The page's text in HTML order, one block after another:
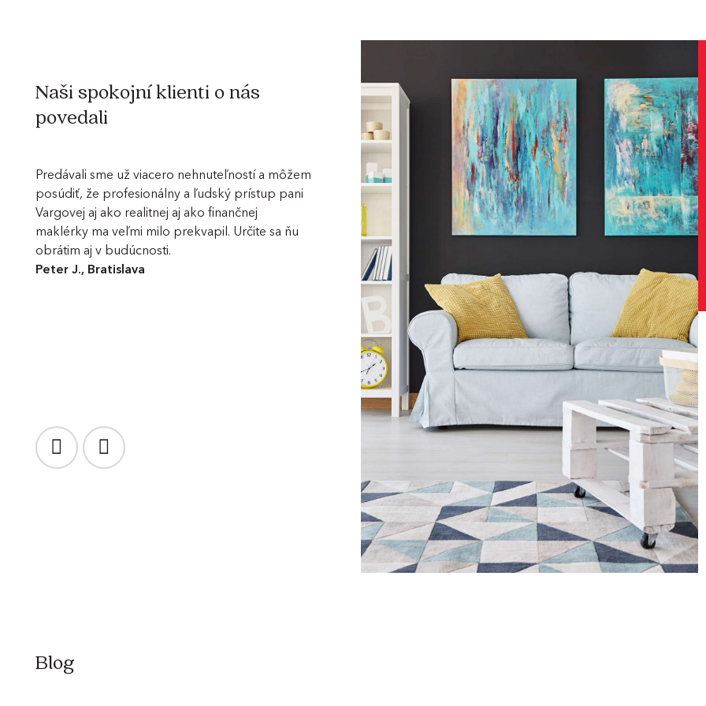
Naši spokojní klienti o nás
povedali
Predávali sme už viacero nehnuteľností a môžem
posúdiť, že profesionálny a ľudský prístup pani
Vargovej aj ako realitnej aj ako finančnej
maklérky ma veľmi milo prekvapil. Určite sa ňu
obrátim aj v budúcnosti.
Peter J., Bratislava
Pani Renáta Krebs nám pri kúpe domu v
Dunajskom Klatove pomohla naozaj so všetkým
- zabezpečila nám znalca, financovanie, mohli
sme na obhliadku ísť koľkokrát sme
potrebovali, odkomunikavala naše požiadavky s
predávajúcimi a našli sme spoločne riešenie na
všetko čo sme potrebovali. Podpis zmlúv v
banke aj v realitnej kancelárii sa realizovali naraz
a odovzdanie nehnuteľnosti, aj prepis zmeny
majiteľa riešila spolu s nami až do konca. Za nás
veľká spokonosť a určite odporúčam pani Krebs
aj ako finančnú aj realitnú maklérku.
Erika B., Dunajský Klatov
Ponúkal som svoj
realitné kancelárie,
predám skôr.
zmluvy nafotil
Zoltána Gúnyu, ten
fotením a fotky
týždne mi aj byt
pochvala a vďaka,
a už viem, že nie je
Mátyás N.,
Blog